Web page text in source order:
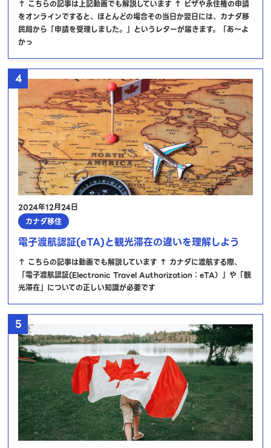
↑ こちらの記事は上記動画でも解説しています ↑ ビザや永住権の申請
をオンラインですると、ほとんどの場合その当日か翌日には、カナダ移
民局から「申請を受理しました。」というレターが届きます。「あ～よ
かっ
4
2024年12月24日
カナダ移住
電子渡航認証(eTA)と観光滞在の違いを理解しよう
↑ こちらの記事は動画でも解説しています ↑ カナダに渡航する際、
「電子渡航認証(Electronic Travel Authorization：eTA）」や「観
光滞在」についての正しい知識が必要です
5